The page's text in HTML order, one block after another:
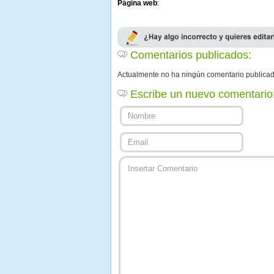
Página web:
Comentarios publicados:
Actualmente no ha ningún comentario
Escribe un nuevo